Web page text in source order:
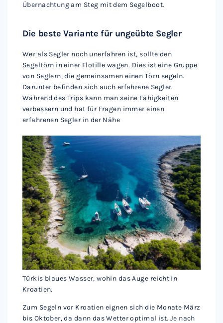
Übernachtung am Steg mit dem Segelboot.
Die beste Variante für ungeübte Segler
Wer als Segler noch unerfahren ist, sollte den
Segeltörn in einer Flotille wagen. Dies ist eine Gruppe
von Seglern, die gemeinsamen einen Törn segeln.
Darunter befinden sich auch erfahrene Segler.
Während des Trips kann man seine Fähigkeiten
verbessern und hat für Fragen immer einen
erfahrenen Segler in der Nähe
Türkis blaues Wasser, wohin das Auge reicht in
Kroatien.
Zum Segeln vor Kroatien eignen sich die Monate März
bis Oktober, da dann das Wetter optimal ist. Je nach